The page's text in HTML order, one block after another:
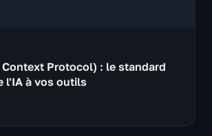
Context Protocol) : le standard
l'IA à vos outils